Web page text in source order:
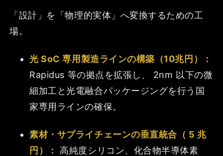
「設計」を「物理的実体」へ変換するための工
場。
光 SoC 専用製造ラインの構築（10兆円）：
Rapidus 等の拠点を拡張し、 2nm 以下の微
細加工と光電融合パッケージングを行う国
家専用ラインの確保。
素材・サプライチェーンの垂直統合（ 5 兆
円）：
高純度シリコン、化合物半導体素